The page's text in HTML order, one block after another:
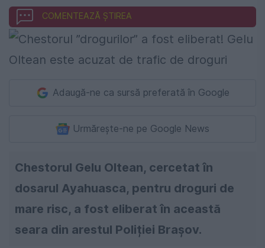
COMENTEAZĂ ȘTIREA
Adaugă-ne ca sursă preferată în Google
Urmărește-ne pe Google News
Chestorul Gelu Oltean, cercetat în
dosarul Ayahuasca, pentru droguri de
mare risc, a fost eliberat în această
seara din arestul Poliției Brașov.